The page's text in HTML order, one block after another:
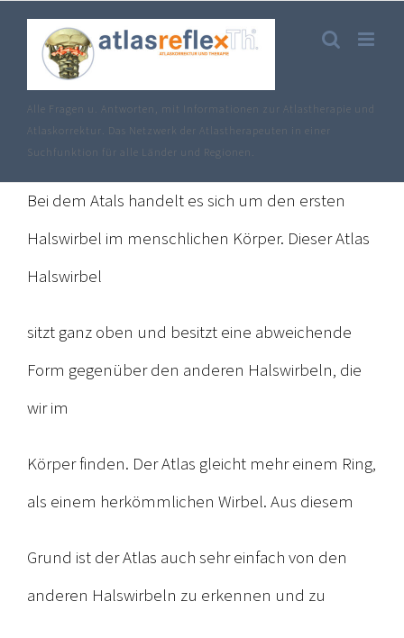
Zum
springen
Alle Fragen u. Antworten, mit Informationen zur Atlastherapie und
Atlaskorrektur. Das Netzwerk der Atlastherapeuten in einer
Suchfunktion für alle Länder und Regionen.
Bei dem Atals handelt es sich um den ersten
Halswirbel im menschlichen Körper. Dieser Atlas
Halswirbel
sitzt ganz oben und besitzt eine abweichende
Form gegenüber den anderen Halswirbeln, die
wir im
Körper finden. Der Atlas gleicht mehr einem Ring,
als einem herkömmlichen Wirbel. Aus diesem
Grund ist der Atlas auch sehr einfach von den
anderen Halswirbeln zu erkennen und zu